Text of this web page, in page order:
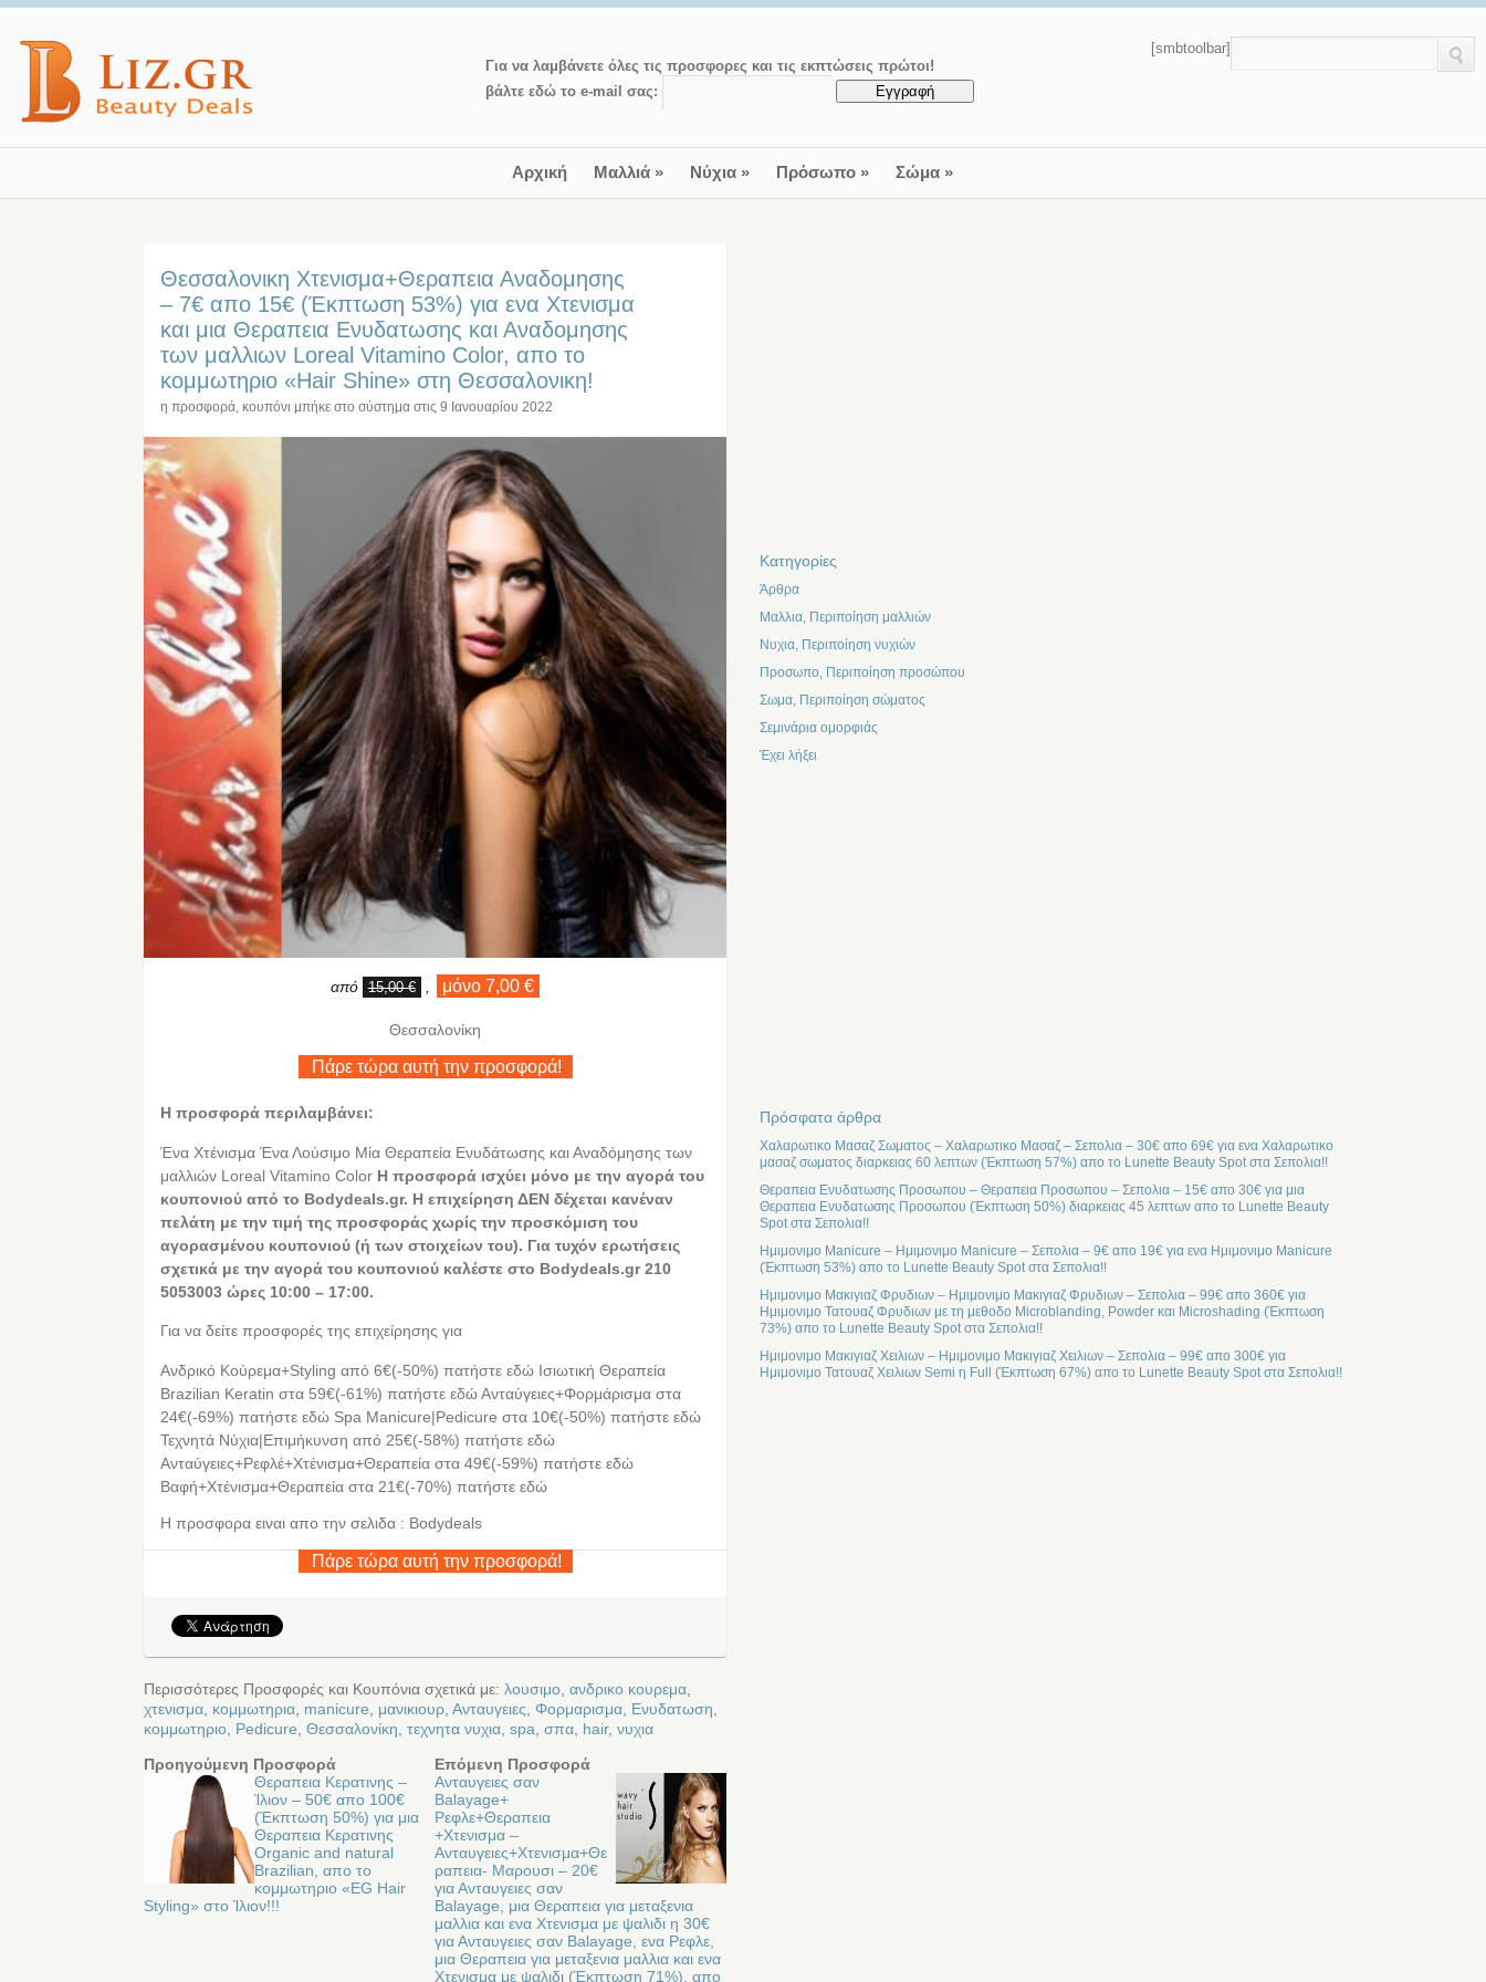
Για να λαμβάνετε όλες τις προσφορες και τις εκπτώσεις πρώτοι!
βάλτε εδώ το e-mail σας:
[smbtoolbar]
Αρχική Μαλλιά» Νύχια» Πρόσωπο» Σώμα»
Θεσσαλονικη Χτενισμα+Θεραπεια Αναδομησης
– 7€ απο 15€ (Έκπτωση 53%) για ενα Χτενισμα
και μια Θεραπεια Ενυδατωσης και Αναδομησης
των μαλλιων Loreal Vitamino Color, απο το
κομμωτηριο «Hair Shine» στη Θεσσαλονικη!
η προσφορά, κουπόνι μπήκε στο σύστημα στις9 Ιανουαρίου 2022
από 15,00 € , μόνο 7,00 €
Θεσσαλονίκη
Πάρε τώρα αυτή την προσφορά!
Η προσφορά περιλαμβάνει:
Ένα Χτένισμα Ένα Λούσιμο Μία Θεραπεία Ενυδάτωσης και Αναδόμησης των
μαλλιών Loreal Vitamino Color Ηπροσφορά ισχύει μόνο με την αγορά του
κουπονιού από το Bodydeals.gr. Η επιχείρηση ΔΕΝ δέχεται κανέναν
πελάτη με την τιμή της προσφοράς χωρίς την προσκόμιση του
αγορασμένου κουπονιού (ή των στοιχείων του). Για τυχόν ερωτήσεις
σχετικά με την αγορά του κουπονιού καλέστε στο Bodydeals.gr 210
5053003 ώρες 10:00 – 17:00.
Για να δείτε προσφορές της επιχείρησης για
Ανδρικό Κούρεμα+Styling από 6€(-50%) πατήστε εδώ Ισιωτική Θεραπεία
Brazilian Keratin στα 59€(-61%) πατήστε εδώ Ανταύγειες+Φορμάρισμα στα
24€(-69%) πατήστε εδώ Spa Manicure|Pedicure στα 10€(-50%) πατήστε εδώ
Τεχνητά Νύχια|Επιμήκυνση από 25€(-58%) πατήστε εδώ
Ανταύγειες+Ρεφλέ+Χτένισμα+Θεραπεία στα 49€(-59%) πατήστε εδώ
Βαφή+Χτένισμα+Θεραπεία στα 21€(-70%) πατήστε εδώ
Η προσφορα ειναι απο την σελιδα : Bodydeals
Πάρε τώρα αυτή την προσφορά!
Περισσότερες Προσφορές και Κουπόνια σχετικά με: λουσιμο, ανδρικο κουρεμα,
χτενισμα, κομμωτηρια, manicure, μανικιουρ, Ανταυγειες, Φορμαρισμα, Ενυδατωση,
κομμωτηριο, Pedicure, Θεσσαλονίκη, τεχνητα νυχια, spa, σπα, hair, νυχια
Προηγούμενη Προσφορά
Θεραπεια Κερατινης –
Ίλιον – 50€ απο 100€
(Έκπτωση 50%) για μια
Θεραπεια Κερατινης
Organic and natural
Brazilian, απο το
κομμωτηριο «EG Hair
Styling» στο Ίλιον!!!
Επόμενη Προσφορά
Ανταυγειες σαν
Balayage+
Ρεφλε+Θεραπεια
+Χτενισμα –
Ανταυγειες+Χτενισμα+Θε
ραπεια- Μαρουσι – 20€
για Ανταυγειες σαν
Balayage, μια Θεραπεια για μεταξενια
μαλλια και ενα Χτενισμα με ψαλιδι η 30€
για Ανταυγειες σαν Balayage, ενα Ρεφλε,
μια Θεραπεια για μεταξενια μαλλια και ενα
Χτενισμα με ψαλιδι (Έκπτωση 71%), απο
Kατηγορίες
Άρθρα
Μαλλια, Περιποίηση μαλλιών
Νυχια, Περιποίηση νυχιών
Προσωπο, Περιποίηση προσώπου
Σωμα, Περιποίηση σώματος
Σεμινάρια ομορφιάς
Έχει λήξει
Πρόσφατα άρθρα
Χαλαρωτικο Μασαζ Σωματος – Χαλαρωτικο Μασαζ – Σεπολια – 30€ απο 69€ για ενα Χαλαρωτικο
μασαζ σωματος διαρκειας 60 λεπτων (Έκπτωση 57%) απο το Lunette Beauty Spot στα Σεπολια!!
Θεραπεια Ενυδατωσης Προσωπου – Θεραπεια Προσωπου – Σεπολια – 15€ απο 30€ για μια
Θεραπεια Ενυδατωσης Προσωπου (Έκπτωση 50%) διαρκειας 45 λεπτων απο το Lunette Beauty
Spot στα Σεπολια!!
Ημιμονιμο Manicure – Ημιμονιμο Manicure – Σεπολια – 9€ απο 19€ για ενα Ημιμονιμο Manicure
(Έκπτωση 53%) απο το Lunette Beauty Spot στα Σεπολια!!
Ημιμονιμο Μακιγιαζ Φρυδιων – Ημιμονιμο Μακιγιαζ Φρυδιων – Σεπολια – 99€ απο 360€ για
Ημιμονιμο Τατουαζ Φρυδιων με τη μεθοδο Microblanding, Powder και Microshading (Έκπτωση
73%) απο το Lunette Beauty Spot στα Σεπολια!!
Ημιμονιμο Μακιγιαζ Χειλιων – Ημιμονιμο Μακιγιαζ Χειλιων – Σεπολια – 99€ απο 300€ για
Ημιμονιμο Τατουαζ Χειλιων Semi η Full (Έκπτωση 67%) απο το Lunette Beauty Spot στα Σεπολια!!